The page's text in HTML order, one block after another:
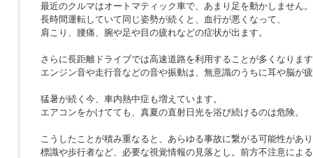
最近のクルマはオートマティック車で、あまり足を動かしません。
長時間運転していて同じ姿勢が続くと、血行が悪くなって、
肩こり、腰痛、腕や足や目の疲れなどの症状が出ます。
さらに長距離ドライブでは高速道路を利用することが多くなりま
エンジン音や走行音などの音や振動は、無意識のうちに耳や脳が
猛暑が続く今、車内熱中症も増えています。
エアコンをかけてても、真夏の直射日光を浴び続けるのは危険。
こうしたことが積み重なると、あらゆる事故に繋がる可能性があ
標識や歩行者など、必要な視覚情報の見落とし。前方不注意によ